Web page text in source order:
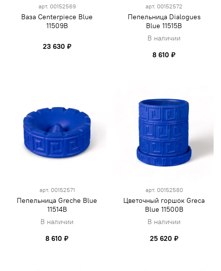
арт. 00152569
Ваза Centerpiece Blue
11509B
23 630 ₽
арт. 00152572
Пепельница Dialogues
Blue 11515B
В наличии
8 610 ₽
арт. 00152571
Пепельница Greche Blue
11514B
В наличии
8 610 ₽
арт. 00152580
Цветочный горшок Greca
Blue 11500B
В наличии
25 620 ₽